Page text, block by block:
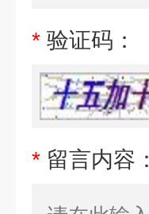
* 验证码：
* 留言内容：